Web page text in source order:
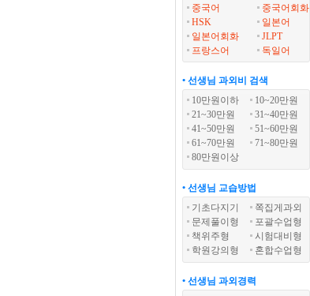
중국어
중국어회화
HSK
일본어
일본어회화
JLPT
프랑스어
독일어
• 선생님 과외비 검색
10만원이하
10~20만원
21~30만원
31~40만원
41~50만원
51~60만원
61~70만원
71~80만원
80만원이상
• 선생님 교습방법
기초다지기
쪽집게과외
문제풀이형
포괄수업형
책위주형
시험대비형
학원강의형
혼합수업형
• 선생님 과외경력